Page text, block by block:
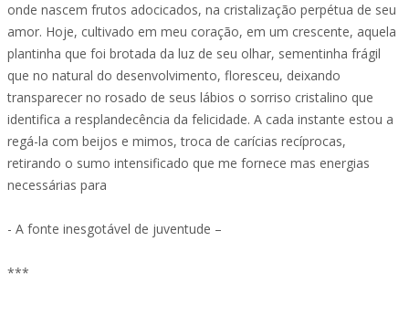
onde nascem frutos adocicados, na cristalização perpétua de seu
amor. Hoje, cultivado em meu coração, em um crescente, aquela
plantinha que foi brotada da luz de seu olhar, sementinha frágil
que no natural do desenvolvimento, floresceu, deixando
transparecer no rosado de seus lábios o sorriso cristalino que
identifica a resplandecência da felicidade. A cada instante estou a
regá-la com beijos e mimos, troca de carícias recíprocas,
retirando o sumo intensificado que me fornece mas energias
necessárias para
- A fonte inesgotável de juventude –
***